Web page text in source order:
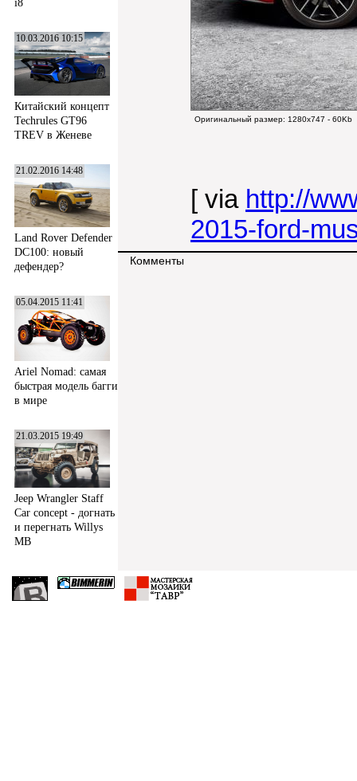
i8
10.03.2016 10:15
Китайский концепт
Techrules GT96
TREV в Женеве
21.02.2016 14:48
Land Rover Defender
DC100: новый
дефендер?
05.04.2015 11:41
Ariel Nomad: самая
быстрая модель багги
в мире
21.03.2015 19:49
Jeep Wrangler Staff
Car concept - догнать
и перегнать Willys
MB
Оригинальный размер: 1280x747 - 60Kb
[ via http://
2015-ford-
Комменты